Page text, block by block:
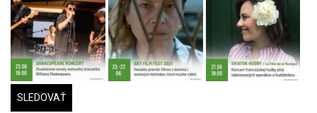
SLEDOVAŤ